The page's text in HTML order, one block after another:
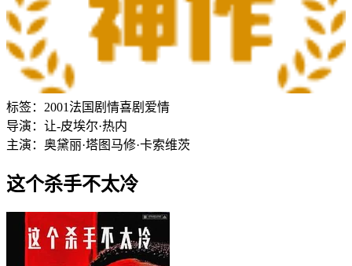
标签： 2001法国 剧情喜剧 爱情
导演： 让-皮埃尔·热内
主演： 奥黛丽·塔图 马修·卡索维茨
这个杀手不太冷